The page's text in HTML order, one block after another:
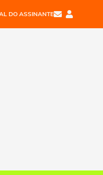
DO ASSINANTE